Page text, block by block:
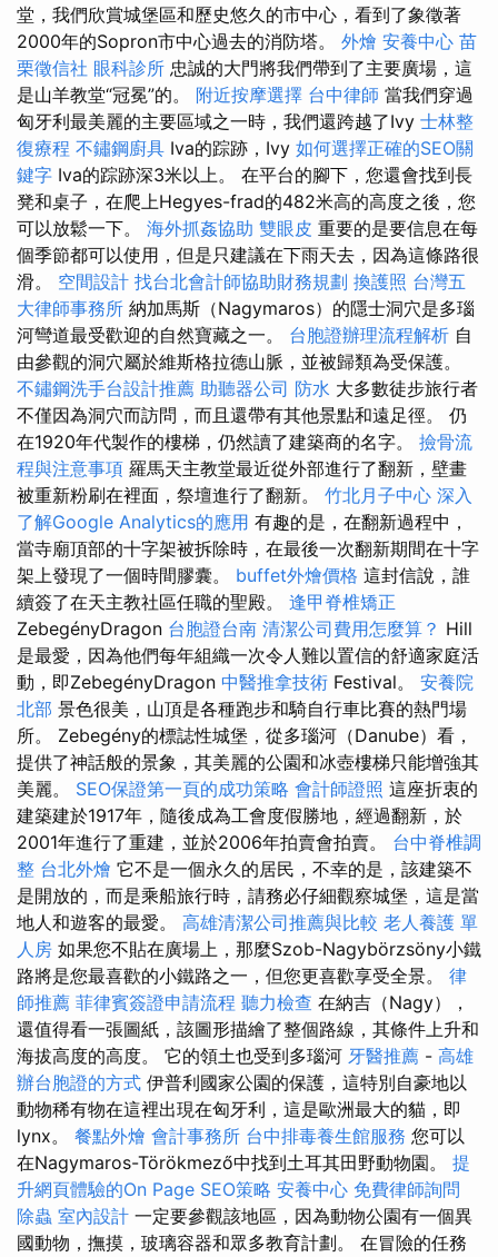
堂，我們欣賞城堡區和歷史悠久的市中心，看到了象徵著
2000年的Sopron市中心過去的消防塔。 外燴 安養中心 苗
栗徵信社 眼科診所 忠誠的大門將我們帶到了主要廣場，這
是山羊教堂“冠冕”的。 附近按摩選擇 台中律師 當我們穿過
匈牙利最美麗的主要區域之一時，我們還跨越了Ivy 士林整
復療程 不鏽鋼廚具 Iva的踪跡，Ivy 如何選擇正確的SEO關
鍵字 Iva的踪跡深3米以上。 在平台的腳下，您還會找到長
凳和桌子，在爬上Hegyes-frad的482米高的高度之後，您
可以放鬆一下。 海外抓姦協助 雙眼皮 重要的是要信息在每
個季節都可以使用，但是只建議在下雨天去，因為這條路很
滑。 空間設計 找台北會計師協助財務規劃 換護照 台灣五
大律師事務所 納加馬斯（Nagymaros）的隱士洞穴是多瑙
河彎道最受歡迎的自然寶藏之一。 台胞證辦理流程解析 自
由參觀的洞穴屬於維斯格拉德山脈，並被歸類為受保護。
不鏽鋼洗手台設計推薦 助聽器公司 防水 大多數徒步旅行者
不僅因為洞穴而訪問，而且還帶有其他景點和遠足徑。 仍
在1920年代製作的樓梯，仍然讀了建築商的名字。 撿骨流
程與注意事項 羅馬天主教堂最近從外部進行了翻新，壁畫
被重新粉刷在裡面，祭壇進行了翻新。 竹北月子中心 深入
了解Google Analytics的應用 有趣的是，在翻新過程中，
當寺廟頂部的十字架被拆除時，在最後一次翻新期間在十字
架上發現了一個時間膠囊。 buffet外燴價格 這封信說，誰
續簽了在天主教社區任職的聖殿。 逢甲脊椎矯正
ZebegényDragon 台胞證台南 清潔公司費用怎麼算？ Hill
是最愛，因為他們每年組織一次令人難以置信的舒適家庭活
動，即ZebegényDragon 中醫推拿技術 Festival。 安養院
北部 景色很美，山頂是各種跑步和騎自行車比賽的熱門場
所。 Zebegény的標誌性城堡，從多瑙河（Danube）看，
提供了神話般的景象，其美麗的公園和冰壺樓梯只能增強其
美麗。 SEO保證第一頁的成功策略 會計師證照 這座折衷的
建築建於1917年，隨後成為工會度假勝地，經過翻新，於
2001年進行了重建，並於2006年拍賣會拍賣。 台中脊椎調
整 台北外燴 它不是一個永久的居民，不幸的是，該建築不
是開放的，而是乘船旅行時，請務必仔細觀察城堡，這是當
地人和遊客的最愛。 高雄清潔公司推薦與比較 老人養護 單
人房 如果您不貼在廣場上，那麼Szob-Nagybörzsöny小鐵
路將是您最喜歡的小鐵路之一，但您更喜歡享受全景。 律
師推薦 菲律賓簽證申請流程 聽力檢查 在納吉（Nagy），
還值得看一張圖紙，該圖形描繪了整個路線，其條件上升和
海拔高度的高度。 它的領土也受到多瑙河 牙醫推薦 - 高雄
辦台胞證的方式 伊普利國家公園的保護，這特別自豪地以
動物稀有物在這裡出現在匈牙利，這是歐洲最大的貓，即
lynx。 餐點外燴 會計事務所 台中排毒養生館服務 您可以
在Nagymaros-Törökmező中找到土耳其田野動物園。 提
升網頁體驗的On Page SEO策略 安養中心 免費律師詢問
除蟲 室內設計 一定要參觀該地區，因為動物公園有一個異
國動物，撫摸，玻璃容器和眾多教育計劃。 在冒險的任務